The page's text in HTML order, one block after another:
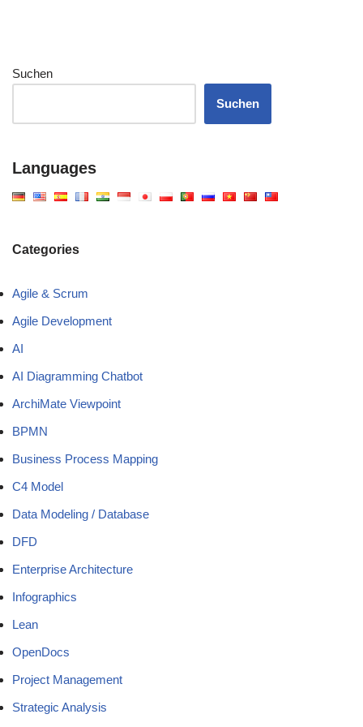
Suchen
Suchen
Languages
Categories
Agile & Scrum
Agile Development
AI
AI Diagramming Chatbot
ArchiMate Viewpoint
BPMN
Business Process Mapping
C4 Model
Data Modeling / Database
DFD
Enterprise Architecture
Infographics
Lean
OpenDocs
Project Management
Strategic Analysis